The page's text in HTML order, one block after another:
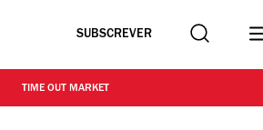
SUBSCREVER Procurar
TIME OUT MARKET